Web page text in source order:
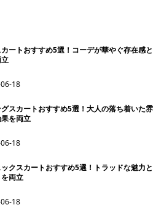
ートおすすめ5選！コーデが華やぐ存在感と
18
スカートおすすめ5選！大人の落ち着いた雰
を両立
18
クスカートおすすめ5選！トラッドな魅力と
両立
18